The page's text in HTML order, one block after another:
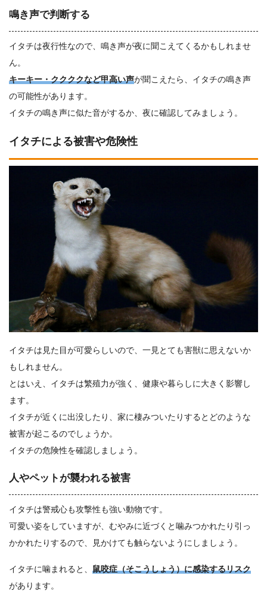
鳴き声で判断する
イタチは夜行性なので、鳴き声が夜に聞こえてくるかもしれませ
ん。
キーキー・ククククなど甲高い声が聞こえたら、イタチの鳴き声
の可能性があります。
イタチの鳴き声に似た音がするか、夜に確認してみましょう。
イタチによる被害や危険性
イタチは見た目が可愛らしいので、一見とても害獣に思えないか
もしれません。
とはいえ、イタチは繁殖力が強く、健康や暮らしに大きく影響し
ます。
イタチが近くに出没したり、家に棲みついたりするとどのような
被害が起こるのでしょうか。
イタチの危険性を確認しましょう。
人やペットが襲われる被害
イタチは警戒心も攻撃性も強い動物です。
可愛い姿をしていますが、むやみに近づくと噛みつかれたり引っ
かかれたりするので、見かけても触らないようにしましょう。
イタチに噛まれると、 鼠咬症（そこうしょう）に感染するリスク
があります。